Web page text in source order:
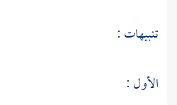
تنبيهات :
الأول :